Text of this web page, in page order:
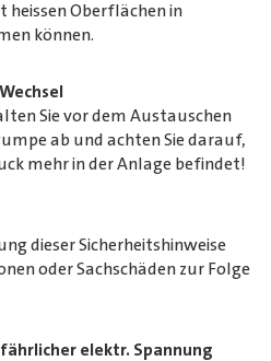
heissen Oberflächen in
können.
Sie vor dem Austauschen
ab und achten Sie darauf,
mehr in der Anlage befindet!
dieser Sicherheitshinweise
oder Sachschäden zur Folge
elektr. Spannung